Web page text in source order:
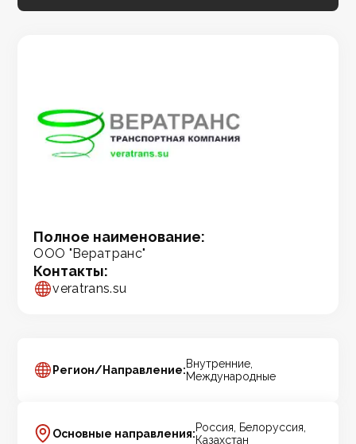
Полное наименование:
ООО "Вератранс"
Контакты:
veratrans.su
Регион/Направление:Внутренние,
Международные
Основные направления:Россия, Белоруссия,
Казахстан